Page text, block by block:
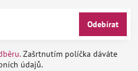
Odebírat
Zašrtnutím políčka dáváte
osobních údajů.